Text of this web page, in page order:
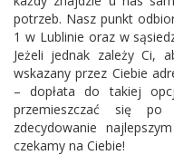
potrzeb. Nasz punkt
1 w Lublinie oraz w
Jeżeli jednak zależy Ci,
wskazany przez Ciebie
– dopłata do takiej
przemieszczać się
zdecydowanie
czekamy na Ciebie!